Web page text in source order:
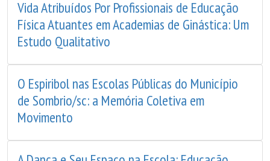
Vida Atribuídos Por Profissionais de Educação
Física Atuantes em Academias de Ginástica: Um
Estudo Qualitativo
O Espiribol nas Escolas Públicas do Município
de Sombrio/sc: a Memória Coletiva em
Movimento